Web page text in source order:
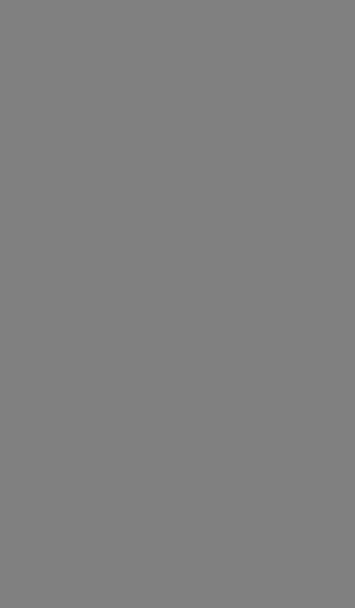
chwili możesz: zażądać dostępu do
Pamiętaj jednak, że nie zawsze jest
zawartych w plikach cookies. Twoja